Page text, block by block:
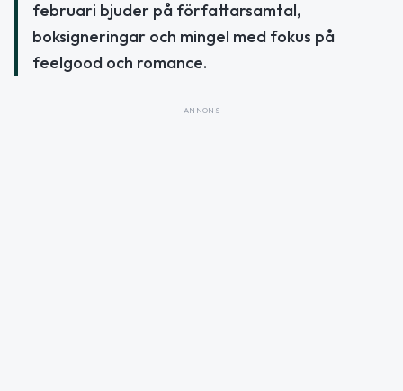
februari bjuder på författarsamtal,
boksigneringar och mingel med fokus på
feelgood och romance.
ANNONS